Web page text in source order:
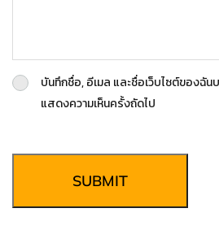
บันทึกชื่อ, อีเมล และชื่อเว็บไซต์ของฉัน
แสดงความเห็นครั้งถัดไป
SUBMIT